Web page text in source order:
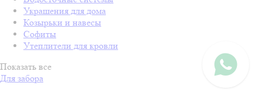
Украшения для дома
Козырьки и навесы
Софиты
Утеплители для кровли
Показать все
Для забора